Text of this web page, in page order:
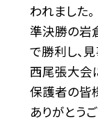
われました。
準決勝の岩
で勝利し、
西尾張大会
保護者の皆
ありがとう